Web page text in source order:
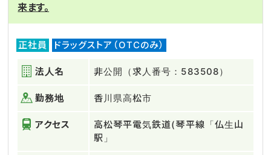
来ます。
正社員 ドラッグストア（OTCのみ）
法人名 非公開（求人番号：583508）
勤務地 香川県高松市
アクセス
高松琴平電気鉄道(琴平線「仏生山
駅」